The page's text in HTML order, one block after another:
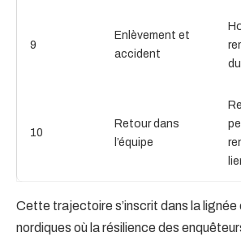
9
Enlèvement et
accident
10
Retour dans
l’équipe
Cette trajectoire s’inscrit dans la lignée
nordiques où la résilience des